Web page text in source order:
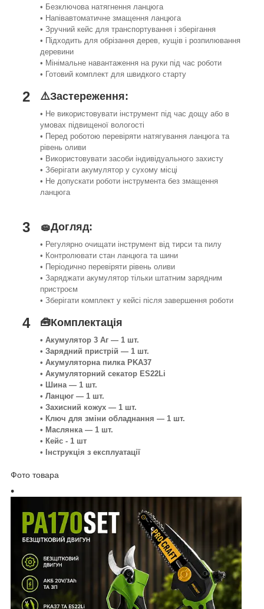
• Безключова натягнення ланцюга
• Напівавтоматичне змащення ланцюга
• Зручний кейс для транспортування і зберігання
• Підходить для обрізання дерев, кущів і розпилювання
деревини
• Мінімальне навантаження на руки під час роботи
• Готовий комплект для швидкого старту
2 ⚠️Застереження:
• Не використовувати інструмент під час дощу або в
умовах підвищеної вологості
• Перед роботою перевіряти натягування ланцюга та
рівень оливи
• Використовувати засоби індивідуального захисту
• Зберігати акумулятор у сухому місці
• Не допускати роботи інструмента без змащення
ланцюга
3 🧽Догляд:
• Регулярно очищати інструмент від тирси та пилу
• Контролювати стан ланцюга та шини
• Періодично перевіряти рівень оливи
• Заряджати акумулятор тільки штатним зарядним
пристроєм
• Зберігати комплект у кейсі після завершення роботи
4 🧰Комплектація
• Акумулятор 3 Аг — 1 шт.
• Зарядний пристрій — 1 шт.
• Акумуляторна пилка PKA37
• Акумуляторний секатор ES22Li
• Шина — 1 шт.
• Ланцюг — 1 шт.
• Захисний кожух — 1 шт.
• Ключ для зміни обладнання — 1 шт.
• Маслянка — 1 шт.
• Кейс - 1 шт
• Інструкція з експлуатації
Фото товара